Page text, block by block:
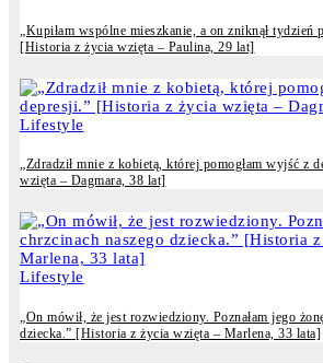
„Kupiłam wspólne mieszkanie, a on zniknął tydzień
[Historia z życia wzięta – Paulina, 29 lat]
Lifestyle
„Zdradził mnie z kobietą, której pomogłam wyjść z
wzięta – Dagmara, 38 lat]
Lifestyle
„On mówił, że jest rozwiedziony. Poznałam jego
dziecka.” [Historia z życia wzięta – Marlena, 33 lata]